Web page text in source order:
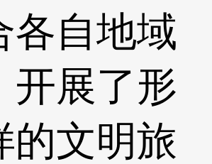
各自地域
开展了形
的文明旅